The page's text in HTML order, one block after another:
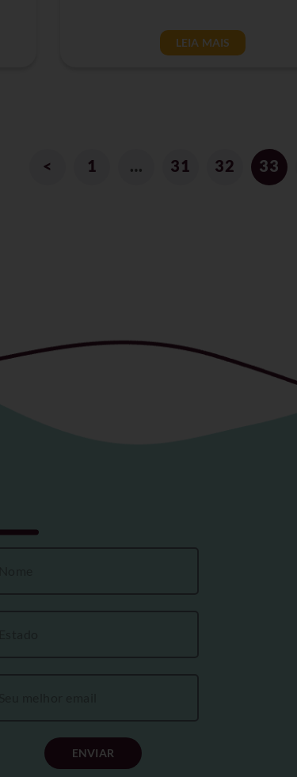
LEIA MAIS
< 1 … 31 32 33
ENVIAR